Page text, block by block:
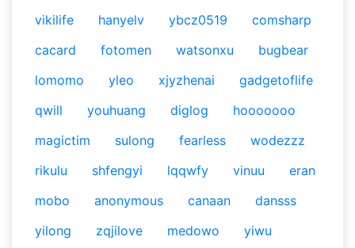
vikilife
hanyelv ybcz0519
comsharp
cacard
fotomen watsonxu
bugbear
lomomo
yleo xjyzhenai
gadgetoflife
qwill
youhuang diglog
hooooooo
magictim
sulong fearless
wodezzz
rikulu
shfengyi lqqwfy vinuu
eran
mobo
anonymous canaan
dansss
yilong
zqjilove medowo
yiwu